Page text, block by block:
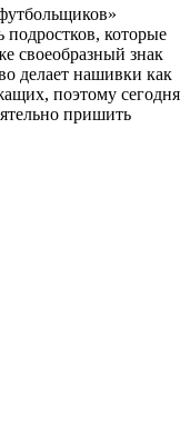
которые
своеобразный знак
делает нашивки как
поэтому сегодня
пришить